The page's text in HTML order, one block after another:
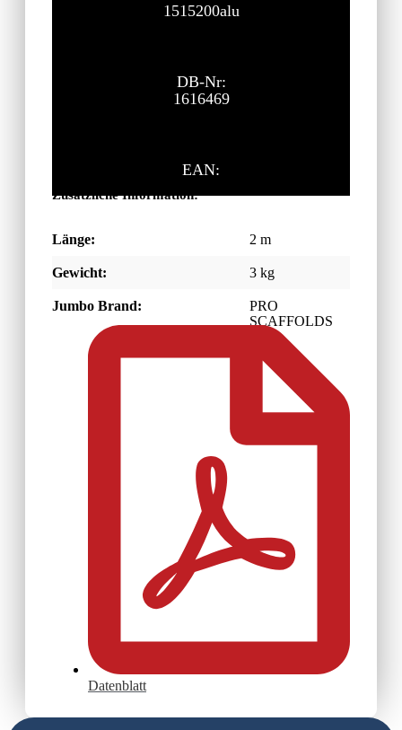
1515200alu
DB-Nr:
1616469
EAN:
Zusätzliche Information:
Länge: 2 m
Gewicht: 3 kg
Jumbo Brand:
PRO
SCAFFOLDS
Datenblatt